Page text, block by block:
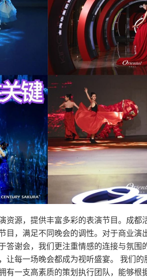
资源，提供丰富多彩的表演节目。成都
目，满足不同晚会的调性。对于商业演
答谢会，我们更注重情感的连接与氛围
让每一场晚会都成为视听盛宴。 我们
有一支高素质的策划执行团队，能够根